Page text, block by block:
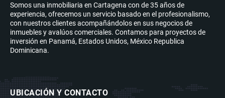
Somos una inmobiliaria en Cartagena con de 35 años de
experiencia, ofrecemos un servicio basado en el profesionalismo,
con nuestros clientes acompañándolos en sus negocios de
inmuebles y avalúos comerciales. Contamos para proyectos de
inversión en Panamá, Estados Unidos, México Republica
Dominicana.
UBICACIÓN Y CONTACTO